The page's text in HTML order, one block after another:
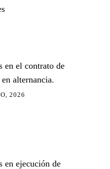
en el contrato de
alternancia.
2026
en ejecución de